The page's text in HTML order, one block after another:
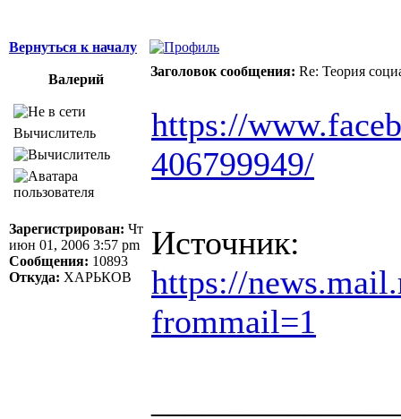
Вернуться к началу
Валерий
Заголовок сообщения: Re: Теория
Вычислитель
Зарегистрирован: Чт
июн 01, 2006 3:57 pm
Сообщения: 10893
Откуда: ХАРЬКОВ
https://
406799949/
Источник:
https://
frommail=1